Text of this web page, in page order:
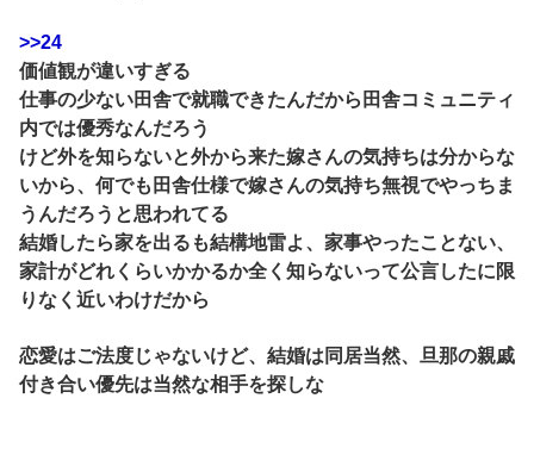
>>24
価値観が違いすぎる
仕事の少ない田舎で就職できたんだから田舎コミュニティ
内では優秀なんだろう
けど外を知らないと外から来た嫁さんの気持ちは分からな
いから、何でも田舎仕様で嫁さんの気持ち無視でやっちま
うんだろうと思われてる
結婚したら家を出るも結構地雷よ、家事やったことない、
家計がどれくらいかかるか全く知らないって公言したに限
りなく近いわけだから
恋愛はご法度じゃないけど、結婚は同居当然、旦那の親戚
付き合い優先は当然な相手を探しな